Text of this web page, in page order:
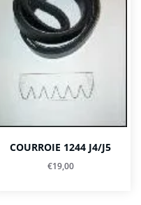
COURROIE 1244 J4/J5
€19,00